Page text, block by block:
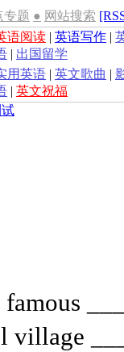
专题 ● 网站搜索
语阅读 | 英语写作 |
| 出国留学
用英语 | 英文歌曲 |
| 英文祝福
village